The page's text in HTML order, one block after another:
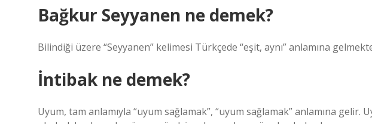
Bağkur Seyyanen ne demek?
Bilindiği üzere “Seyyanen” kelimesi Türkçede “eşit, aynı” anlamına
İntibak ne demek?
Uyum, tam anlamıyla “uyum sağlamak”, “uyum sağlamak” anlamına